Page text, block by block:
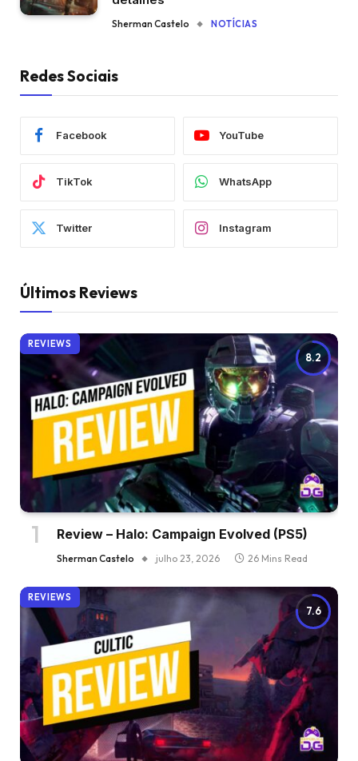
Sherman Castelo NOTÍCIAS
Redes Sociais
Facebook YouTube
TikTok WhatsApp
Twitter Instagram
Últimos Reviews
8.2
REVIEWS
Review – Halo: Campaign Evolved (PS5)
Sherman Castelo julho 23, 2026 26 Mins Read
7.6
REVIEWS